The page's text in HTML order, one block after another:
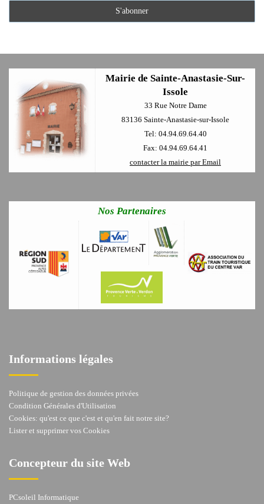
Mairie de Sainte-Anastasie-Sur-
Issole
33 Rue Notre Dame
83136 Sainte-Anastasie-sur-Issole
Tel: 04.94.69.64.40
Fax: 04.94.69.64.41
contacter la mairie par Email
Nos Partenaires
Informations légales
Politique de gestion des données privées
Condition Générales d'Utilisation
Cookies: qu'est ce que c'est et qu'en fait notre site?
Lister et supprimer vos Cookies
Concepteur du site Web
PCsoleil Informatique